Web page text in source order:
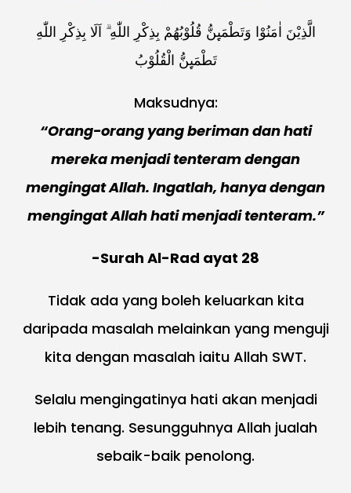
الَّذِيْنَ اٰمَنُوْا وَتَطْمَىِٕنُّ قُلُوْبُهُمْ بِذِكْرِ اللّٰهِ ۗ اَلَا بِذِكْرِ اللّٰهِ
تَطْمَىِٕنُّ الْقُلُوْبُ
Maksudnya:
“Orang-orang yang beriman dan hati
mereka menjadi tenteram dengan
mengingat Allah. Ingatlah, hanya dengan
mengingat Allah hati menjadi tenteram.”
-Surah Al-Rad ayat 28
Tidak ada yang boleh keluarkan kita
daripada masalah melainkan yang menguji
kita dengan masalah iaitu Allah SWT.
Selalu mengingatinya hati akan menjadi
lebih tenang. Sesungguhnya Allah jualah
sebaik-baik penolong.